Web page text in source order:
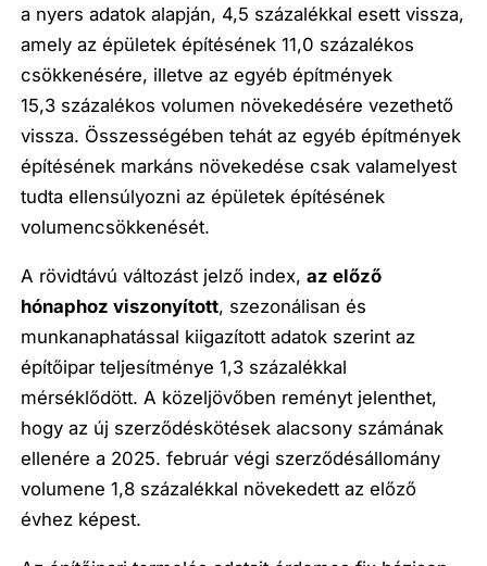
a nyers adatok alapján, 4,5 százalékkal esett vissza,
amely az épületek építésének 11,0 százalékos
csökkenésére, illetve az egyéb építmények
15,3 százalékos volumen növekedésére vezethető
vissza. Összességében tehát az egyéb építmények
építésének markáns növekedése csak valamelyest
tudta ellensúlyozni az épületek építésének
volumencsökkenését.
A rövidtávú változást jelző index,az előző
hónaphoz viszonyított, szezonálisan és
munkanaphatással kiigazított adatok szerint az
építőipar teljesítménye 1,3 százalékkal
mérséklődött. A közeljövőben reményt jelenthet,
hogy az új szerződéskötések alacsony számának
ellenére a 2025. február végi szerződésállomány
volumene 1,8 százalékkal növekedett az előző
évhez képest.